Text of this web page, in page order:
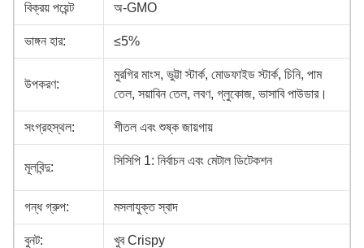
বিক্রয় পয়েন্ট অ-GMO
ভাঙ্গন হার: ≤5%
উপকরণ:
মুরগির মাংস, ভুট্টা স্টার্ক, মোডফাইড স্টার্ক, চিনি, পাম
তেল, সয়াবিন তেল, লবণ, গ্লুকোজ, ভাসাবি পাউডার।
সংগ্রহস্থল: শীতল এবং শুষ্ক জায়গায়
মূলবিন্দু: সিসিপি 1: নির্বাচন এবং মেটাল ডিটেকশন
গন্ধ গ্রুপ: মসলাযুক্ত স্বাদ
বুনট: খুব Crispy